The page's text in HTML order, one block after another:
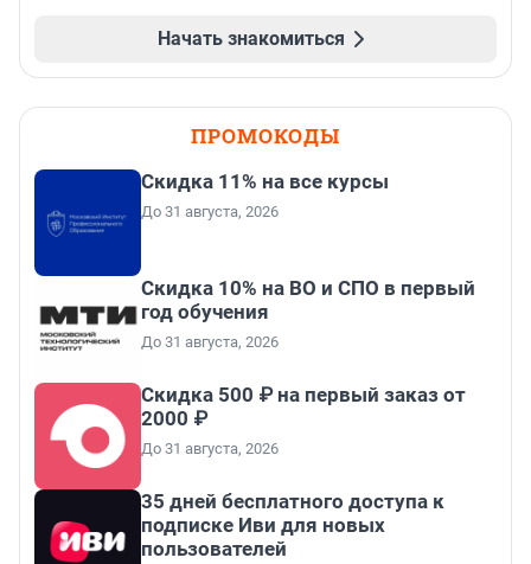
Начать знакомиться
ПРОМОКОДЫ
Скидка 11% на все курсы
До 31 августа, 2026
Скидка 10% на ВО и СПО в первый
год обучения
До 31 августа, 2026
Скидка 500 ₽ на первый заказ от
2000 ₽
До 31 августа, 2026
35 дней бесплатного доступа к
подписке Иви для новых
пользователей